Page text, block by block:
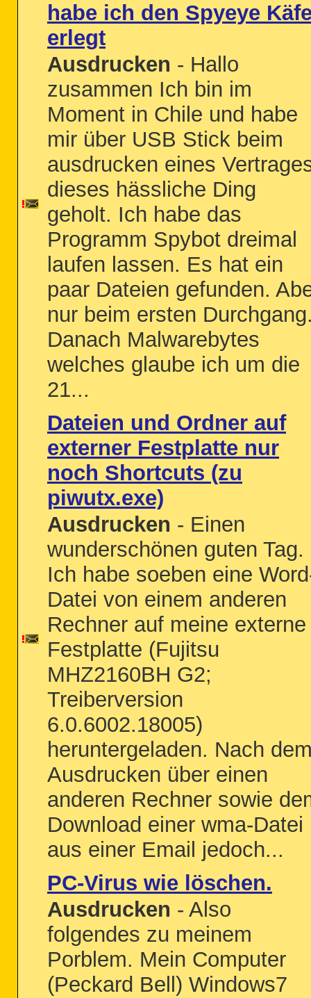
habe ich den Spyeye
erlegt
Ausdrucken - Hallo
zusammen Ich bin im
Moment in Chile und habe
mir über USB Stick beim
ausdrucken eines
dieses hässliche Ding
geholt. Ich habe das
Programm Spybot dreimal
laufen lassen. Es hat ein
paar Dateien gefunden.
nur beim ersten
Danach Malwarebytes
welches glaube ich um die
21...
Dateien und Ordner auf
externer Festplatte nur
noch Shortcuts (zu
piwutx.exe)
Ausdrucken - Einen
wunderschönen guten Tag.
Ich habe soeben eine
Datei von einem anderen
Rechner auf meine externe
Festplatte (Fujitsu
MHZ2160BH G2;
Treiberversion
6.0.6002.18005)
heruntergeladen. Nach
Ausdrucken über einen
anderen Rechner sowie
Download einer wma-Datei
aus einer Email jedoch...
PC-Virus wie löschen.
Ausdrucken - Also
folgendes zu meinem
Porblem. Mein Computer
(Peckard Bell) Windows7